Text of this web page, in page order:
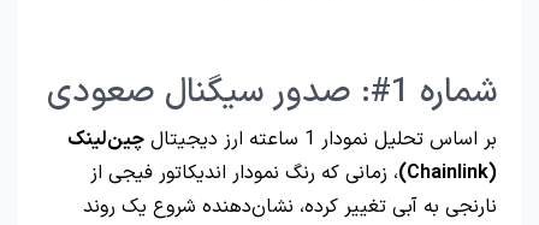
شماره 1#: صدور سیگنال صعودی
بر اساس تحلیل نمودار 1 ساعته ارز دیجیتال
چین‌لینک
(Chainlink)
، زمانی که رنگ نمودار اندیکاتور فیجی از
نارنجی به آبی تغییر کرده، نشان‌دهنده شروع یک روند